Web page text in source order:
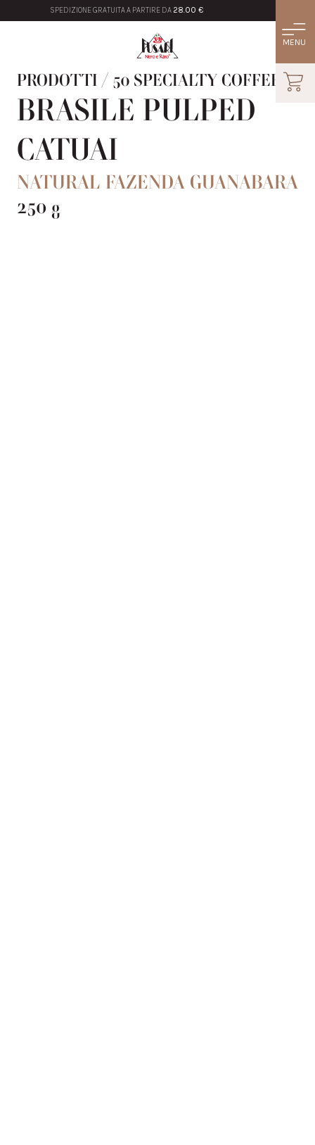
SPEDIZIONE GRATUITA A PARTIRE DA 28.00 €
PRODOTTI / 50 SPECIALTY COFFEE
BRASILE PULPED
CATUAI
NATURAL FAZENDA GUANABARA
250 g